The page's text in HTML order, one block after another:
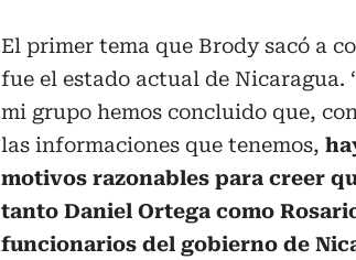
El primer tema que Brody sacó a
fue el estado actual de Nicaragua.
mi grupo hemos concluido que,
las informaciones que tenemos,
motivos razonables para creer
tanto Daniel Ortega como
funcionarios del gobierno de